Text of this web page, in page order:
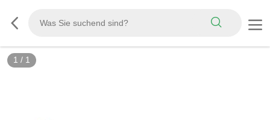
1 / 1